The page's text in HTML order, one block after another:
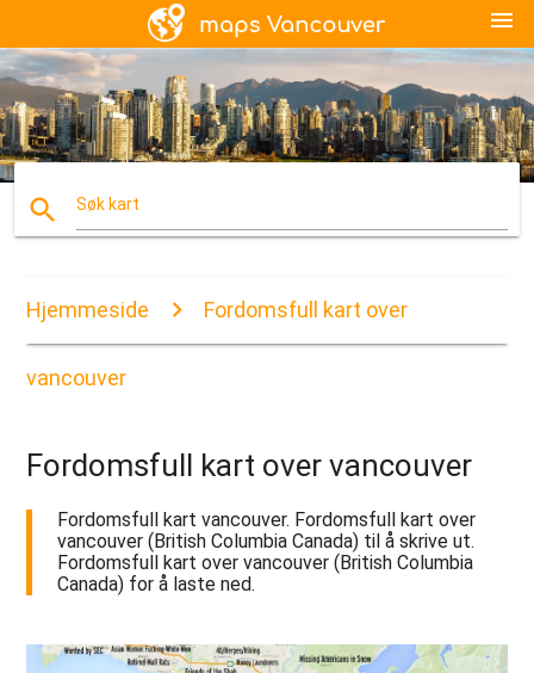
menu
search Søk kart
Hjemmeside Fordomsfull kart over
vancouver
Fordomsfull kart over vancouver
Fordomsfull kart vancouver. Fordomsfull kart over
vancouver (British Columbia Canada) til å skrive ut.
Fordomsfull kart over vancouver (British Columbia
Canada) for å laste ned.